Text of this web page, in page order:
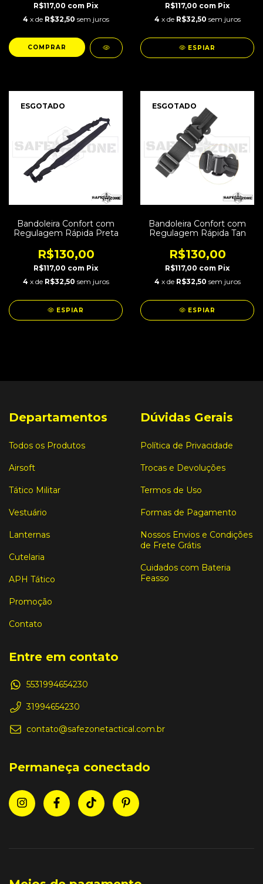
R$117,00 com Pix
4 x de R$32,50 sem juros
R$117,00 com Pix
4 x de R$32,50 sem juros
ESPIAR
ESGOTADO
Bandoleira Confort com
Regulagem Rápida Preta
R$130,00
R$117,00 com Pix
4 x de R$32,50 sem juros
ESPIAR
ESGOTADO
Bandoleira Confort com
Regulagem Rápida Tan
R$130,00
R$117,00 com Pix
4 x de R$32,50 sem juros
ESPIAR
Departamentos
Todos os Produtos
Airsoft
Tático Militar
Vestuário
Lanternas
Cutelaria
APH Tático
Promoção
Contato
Dúvidas Gerais
Política de Privacidade
Trocas e Devoluções
Termos de Uso
Formas de Pagamento
Nossos Envios e Condições
de Frete Grátis
Cuidados com Bateria
Feasso
Entre em contato
5531994654230
31994654230
contato@safezonetactical.com.br
Permaneça conectado